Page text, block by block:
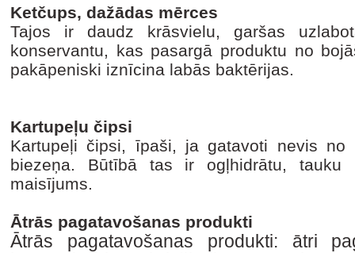
Ketčups, dažādas mērces
Tajos ir daudz krāsvielu, garšas
konservantu, kas pasargā produktu no
pakāpeniski iznīcina labās baktērijas.
Kartupeļu čipsi
Kartupeļi čipsi, īpaši, ja gatavoti nevis
biezeņa. Būtībā tas ir ogļhidrātu, tauku
maisījums.
Ātrās pagatavošanas produkti
Ātrās pagatavošanas produkti: ātri